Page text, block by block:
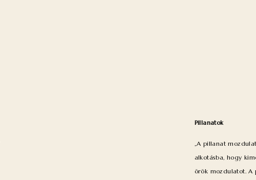
Pillanatok
„A pillanat
alkotásba, hogy
örök mozdulatot. A